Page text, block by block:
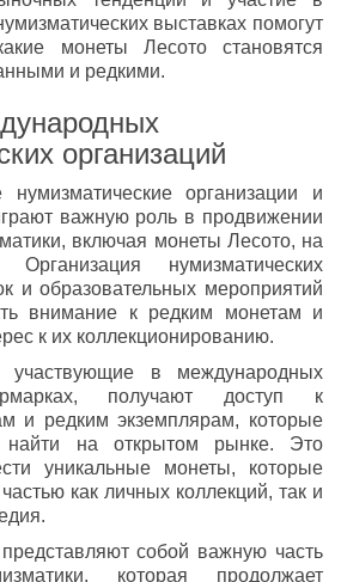
выставках помогут
монеты Лесото становятся
и редкими.
организаций
нумизматические организации и
важную роль в продвижении
включая монеты Лесото, на
нумизматических
и образовательных мероприятий
внимание к редким монетам и
к их коллекционированию.
участвующие в международных
получают доступ к
и редким экземплярам, которые
на открытом рынке. Это
уникальные монеты, которые
как личных коллекций, так и
собой важную часть
которая продолжает